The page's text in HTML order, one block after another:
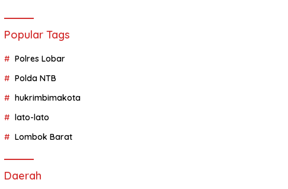
Popular Tags
Polres Lobar
Polda NTB
hukrimbimakota
lato-lato
Lombok Barat
Daerah